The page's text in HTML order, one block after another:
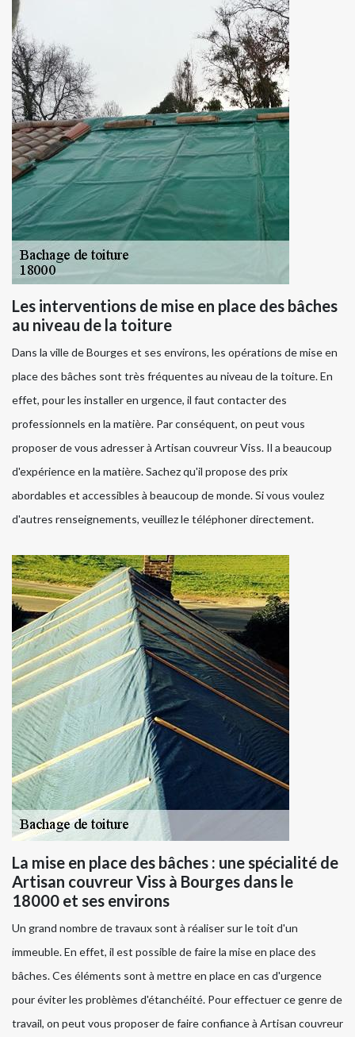
Les interventions de mise en place des bâches
au niveau de la toiture
Dans la ville de Bourges et ses environs, les opérations de mise en
place des bâches sont très fréquentes au niveau de la toiture. En
effet, pour les installer en urgence, il faut contacter des
professionnels en la matière. Par conséquent, on peut vous
proposer de vous adresser à Artisan couvreur Viss. Il a beaucoup
d'expérience en la matière. Sachez qu'il propose des prix
abordables et accessibles à beaucoup de monde. Si vous voulez
d'autres renseignements, veuillez le téléphoner directement.
La mise en place des bâches : une spécialité de
Artisan couvreur Viss à Bourges dans le
18000 et ses environs
Un grand nombre de travaux sont à réaliser sur le toit d'un
immeuble. En effet, il est possible de faire la mise en place des
bâches. Ces éléments sont à mettre en place en cas d'urgence
pour éviter les problèmes d'étanchéité. Pour effectuer ce genre de
travail, on peut vous proposer de faire confiance à Artisan couvreur